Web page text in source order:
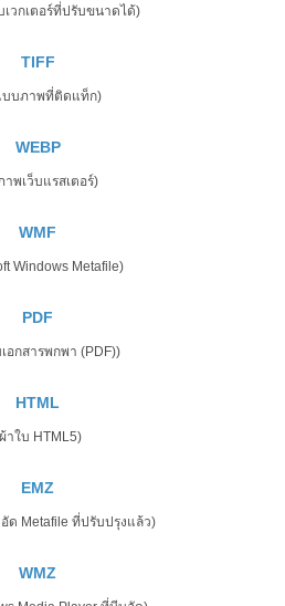
วกเตอร์ที่ปรับขนาดได้)
TIFF
บบภาพที่ติดแท็ก)
WEBP
าพเว็บแรสเตอร์)
WMF
Windows Metafile)
PDF
อกสารพกพา (PDF))
HTML
าใบ HTML5)
EMZ
ด Metafile ที่ปรับปรุงแล้ว)
WMZ